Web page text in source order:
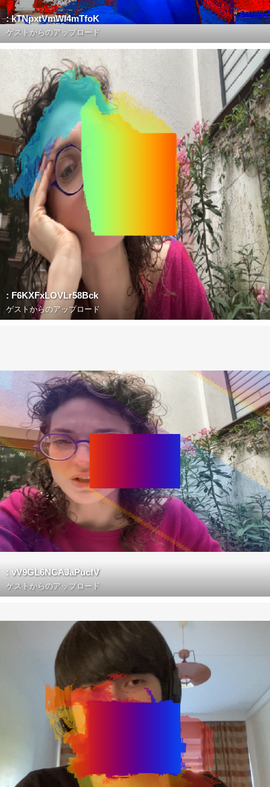
: kTNpxtVmWI4mTfoK
ゲストからのアップロード
: F6KXFxLOVLr58Bck
ゲストからのアップロード
: vV9GL6NCAJaPucfV
ゲストからのアップロード